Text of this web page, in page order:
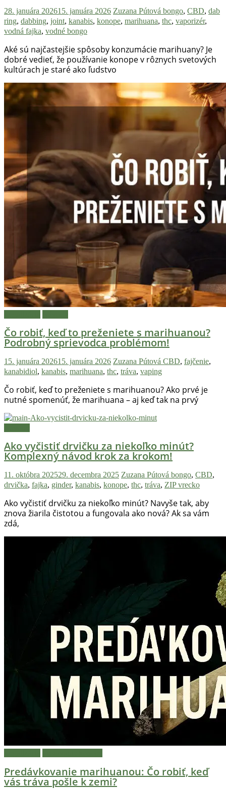
28. januára 202615. januára 2026 Zuzana Pútová bongo, CBD, dab
ring, dabbing, joint, kanabis, konope, marihuana, thc, vaporizér,
vodná fajka, vodné bongo
Aké sú najčastejšie spôsoby konzumácie marihuany? Je
dobré vedieť, že používanie konope v rôznych svetových
kultúrach je staré ako ľudstvo
Čo robiť, keď to preženiete s marihuanou?
Podrobný sprievodca problémom!
15. januára 202615. januára 2026 Zuzana Pútová CBD, fajčenie,
kanabidiol, kanabis, marihuana, thc, tráva, vaping
Čo robiť, keď to preženiete s marihuanou? Ako prvé je
nutné spomenúť, že marihuana – aj keď tak na prvý
Ako vyčistiť drvičku za niekoľko minút?
Komplexný návod krok za krokom!
11. októbra 202529. decembra 2025 Zuzana Pútová bongo, CBD,
drvička, fajka, ginder, kanabis, konope, thc, tráva, ZIP vrecko
Ako vyčistiť drvičku za niekoľko minút? Navyše tak, aby
znova žiarila čistotou a fungovala ako nová? Ak sa vám
zdá,
Predávkovanie marihuanou: Čo robiť, keď
vás tráva pošle k zemi?